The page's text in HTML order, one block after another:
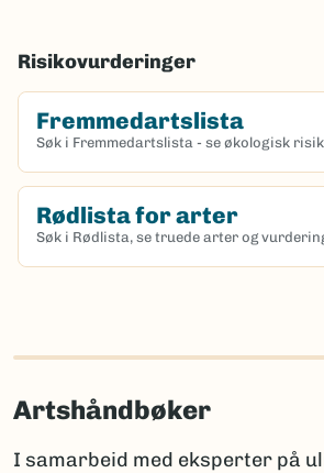
Risikovurderinger
Fremmedartslista
Søk i Fremmedartslista - se økologisk
Rødlista for arter
Søk i Rødlista, se truede arter og
Artshåndbøker
I samarbeid med eksperter på